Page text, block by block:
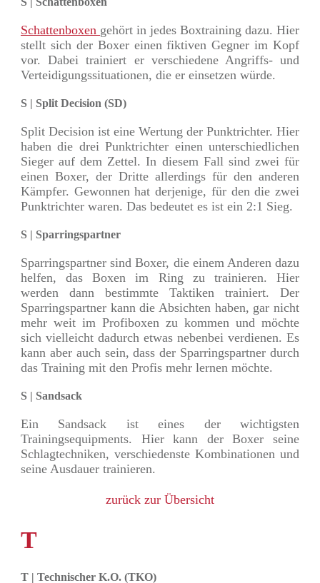
Schattenboxen gehört in jedes Boxtraining dazu. Hier
stellt sich der Boxer einen fiktiven Gegner im Kopf
vor. Dabei trainiert er verschiedene Angriffs- und
Verteidigungssituationen, die er einsetzen würde.
S | Split Decision (SD)
Split Decision ist eine Wertung der Punktrichter. Hier
haben die drei Punktrichter einen unterschiedlichen
Sieger auf dem Zettel. In diesem Fall sind zwei für
einen Boxer, der Dritte allerdings für den anderen
Kämpfer. Gewonnen hat derjenige, für den die zwei
Punktrichter waren. Das bedeutet es ist ein 2:1 Sieg.
S | Sparringspartner
Sparringspartner sind Boxer, die einem Anderen dazu
helfen, das Boxen im Ring zu trainieren. Hier
werden dann bestimmte Taktiken trainiert. Der
Sparringspartner kann die Absichten haben, gar nicht
mehr weit im Profiboxen zu kommen und möchte
sich vielleicht dadurch etwas nebenbei verdienen. Es
kann aber auch sein, dass der Sparringspartner durch
das Training mit den Profis mehr lernen möchte.
S | Sandsack
Ein Sandsack ist eines der wichtigsten
Trainingsequipments. Hier kann der Boxer seine
Schlagtechniken, verschiedenste Kombinationen und
seine Ausdauer trainieren.
zurück zur Übersicht
T
T | Technischer K.O. (TKO)